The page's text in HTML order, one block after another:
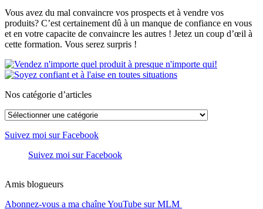
Vous avez du mal convaincre vos prospects et à vendre vos
produits? C’est certainement dû à un manque de confiance en vous
et en votre capacite de convaincre les autres ! Jetez un coup d’œil à
cette formation. Vous serez surpris !
Nos catégorie d’articles
Nos
d’articles
Suivez moi sur Facebook
Suivez moi sur Facebook
Amis blogueurs
Abonnez-vous a ma chaîne YouTube sur MLM